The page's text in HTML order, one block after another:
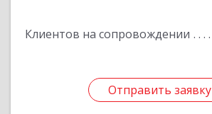
Клиентов на сопровождении
Отправить заявку
Отправить заявку